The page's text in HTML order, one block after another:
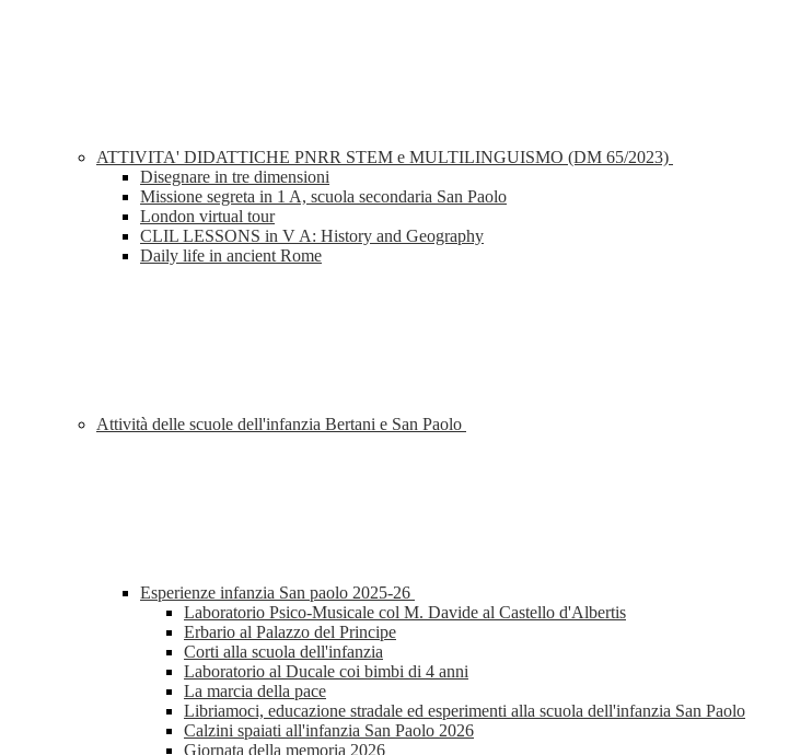
ATTIVITA' DIDATTICHE PNRR STEM e MULTILINGUISMO (DM 65/2023)
Disegnare in tre dimensioni
Missione segreta in 1 A, scuola secondaria San Paolo
London virtual tour
CLIL LESSONS in V A: History and Geography
Daily life in ancient Rome
Attività delle scuole dell'infanzia Bertani e San Paolo
Esperienze infanzia San paolo 2025-26
Laboratorio Psico-Musicale col M. Davide al Castello d'Albertis
Erbario al Palazzo del Principe
Corti alla scuola dell'infanzia
Laboratorio al Ducale coi bimbi di 4 anni
La marcia della pace
Libriamoci, educazione stradale ed esperimenti alla scuola dell'infanzia San Paolo
Calzini spaiati all'infanzia San Paolo 2026
Giornata della memoria 2026